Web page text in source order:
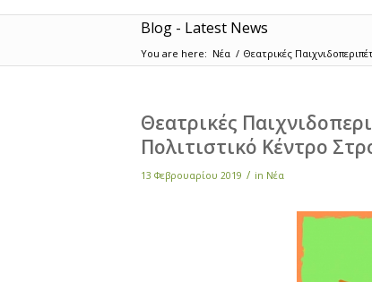
Blog - Latest News
You are here: Νέα / Θεατρικές
Θεατρικές
Πολιτιστικό Κέντρο
13 Φεβρουαρίου 2019 / in Νέα